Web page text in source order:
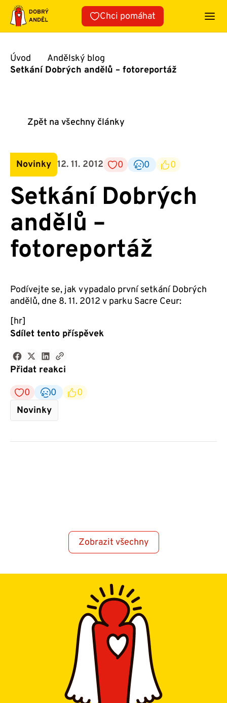
Přeskočit
obsah
Chci pomáhat
Úvod
Andělský blog
Setkání Dobrých andělů – fotoreportáž
Zpět na všechny články
Novinky 12. 11. 2012 0 0 0
Setkání Dobrých
andělů –
fotoreportáž
Podívejte se, jak vypadalo první setkání Dobrých
andělů, dne 8. 11. 2012 v parku Sacre Ceur:
[hr]
Sdílet tento příspěvek
Přidat reakci
0
0
0
Novinky
Zobrazit všechny